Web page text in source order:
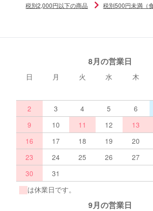
税別2,000円以下の商品
税別500円未満（
8月の営業日
日 月 火 水 木
2
3 4 5 6
9
10 11 12 13
16
17 18 19 20
23
24 25 26 27
30
31
は休業日です。
9月の営業日